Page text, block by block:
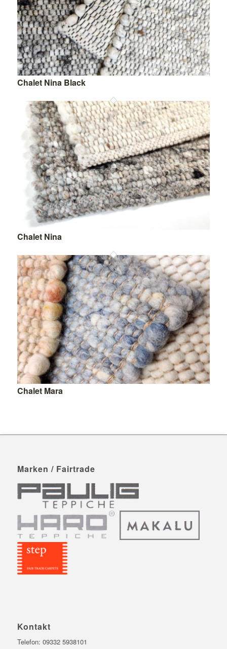
Chalet Nina Black
Chalet Nina
Chalet Mara
Marken / Fairtrade
Kontakt
Telefon: 09332 5938101